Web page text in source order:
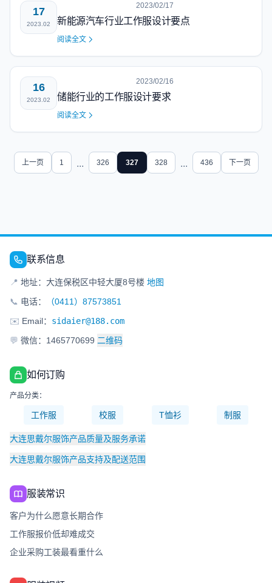
17
2023.02
2023/02/17
新能源汽车行业工作服设计要点
阅读全文
16
2023.02
2023/02/16
储能行业的工作服设计要求
阅读全文
上一页 1 ... 326 327 328 ... 436 下一页
联系信息
📍 地址：大连保税区中轻大厦8号楼 地图
📞 电话：
（0411）87573851
✉️ Email： sidaier@188.com
💬 微信：1465770699 二维码
如何订购
产品分类：
工作服 校服 T恤衫 制服
大连思戴尔服饰产品质量及服务承诺
大连思戴尔服饰产品支持及配送范围
服装常识
客户为什么愿意长期合作
工作服报价低却难成交
企业采购工装最看重什么